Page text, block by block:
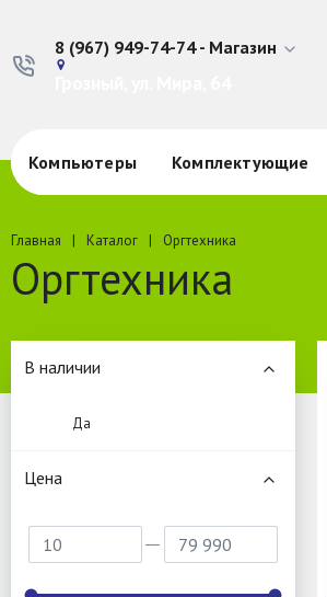
8 (967) 949-74-74 - Магазин
Компьютеры Комплектующие
Главная Каталог Оргтехника
Оргтехника
В наличии
Да
Цена